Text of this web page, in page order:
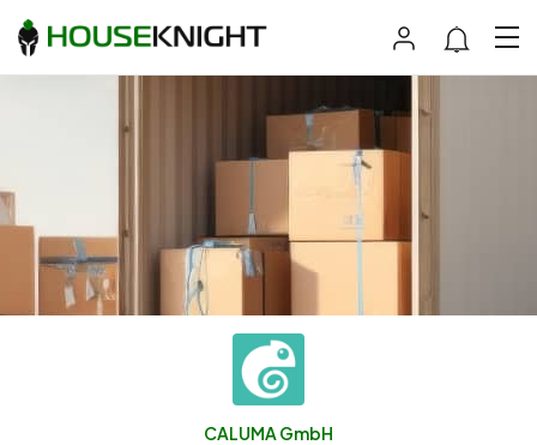
CALUMA GmbH